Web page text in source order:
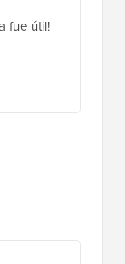
fue útil!